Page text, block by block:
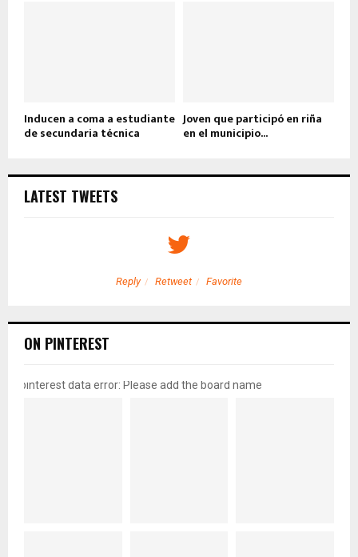
Inducen a coma a estudiante
de secundaria técnica
Joven que participó en riña
en el municipio...
LATEST TWEETS
Reply Retweet Favorite
ON PINTEREST
pinterest data error: Please add the board name